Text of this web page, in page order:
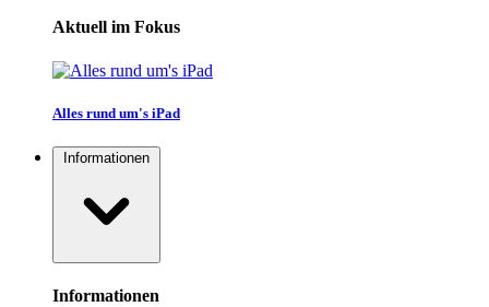
Aktuell im Fokus
Alles rund um's iPad
Informationen
Informationen